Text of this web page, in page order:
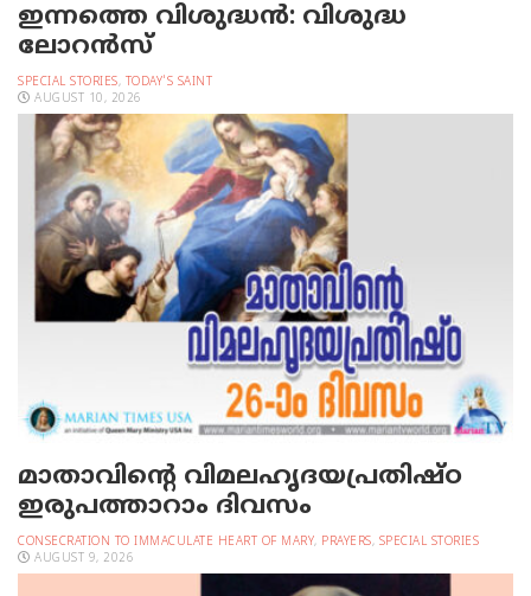
ഇന്നത്തെ വിശുദ്ധന്‍: വിശുദ്ധ
ലോറന്‍സ്‌
SPECIAL STORIES, TODAY'S SAINT
AUGUST 10, 2026
മാതാവിന്റെ വിമലഹൃദയപ്രതിഷ്ഠ
ഇരുപത്താറാം ദിവസം
CONSECRATION TO IMMACULATE HEART OF MARY, PRAYERS, SPECIAL STORIES
AUGUST 9, 2026